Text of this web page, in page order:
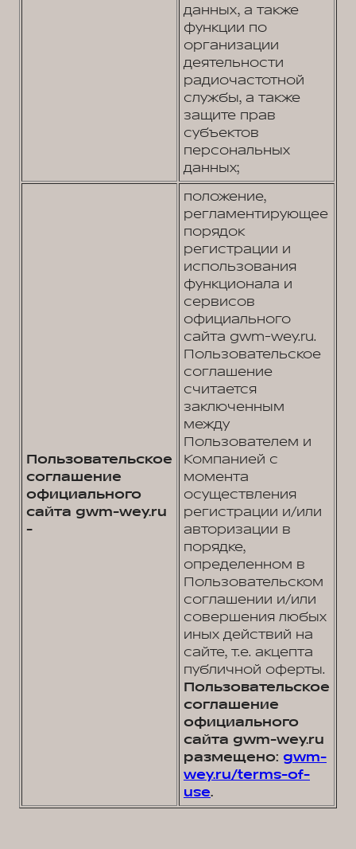
данных, а также
функции по
организации
деятельности
радиочастотной
службы, а также
защите прав
субъектов
персональных
данных;
Пользовательское
соглашение
официального
сайта gwm-wey.ru
-
положение,
регламентирующее
порядок
регистрации и
использования
функционала и
сервисов
официального
сайта gwm-wey.ru.
Пользовательское
соглашение
считается
заключенным
между
Пользователем и
Компанией с
момента
осуществления
регистрации и/или
авторизации в
порядке,
определенном в
Пользовательском
соглашении и/или
совершения любых
иных действий на
сайте, т.е. акцепта
публичной оферты.
Пользовательское
соглашение
официального
сайта gwm-wey.ru
размещено: gwm-
wey.ru/terms-of-
use.